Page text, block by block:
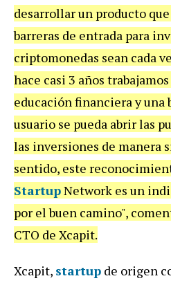
desarrollar un producto
barreras de entrada para
criptomonedas sean cada
hace casi 3 años
educación financiera y una
usuario se pueda abrir las
las inversiones de manera
sentido, este
StartupNetwork es un
por el buen camino",
CTO de Xcapit.
Xcapit, startup de origen